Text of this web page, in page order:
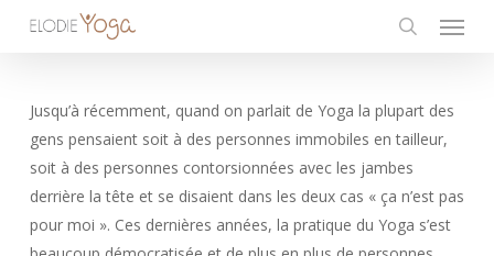
Menu
Jusqu’à récemment, quand on parlait de Yoga la plupart des
gens pensaient soit à des personnes immobiles en tailleur,
soit à des personnes contorsionnées avec les jambes
derrière la tête et se disaient dans les deux cas « ça n’est pas
pour moi ». Ces dernières années, la pratique du Yoga s’est